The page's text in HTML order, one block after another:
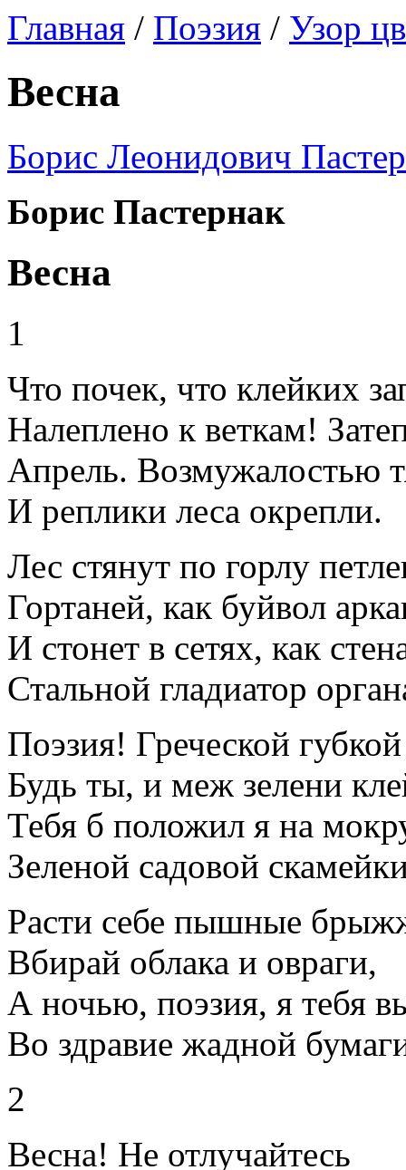
Главная / Поэзия / Узор
Весна
Борис Леонидович
Борис Пастернак
Весна
1
Что почек, что клейких
Налеплено к веткам!
Апрель. Bозмужалостью
И реплики леса окрепли.
Лес стянут по горлу
Гортаней, как буйвол
И стонет в сетях, как
Стальной гладиатор
Поэзия! Греческой
Будь ты, и меж зелени
Тебя б положил я на
Зеленой садовой
Расти себе пышные
Вбирай облака и овраги,
А ночью, поэзия, я тебя
Во здравие жадной
2
Весна! Не отлучайтесь